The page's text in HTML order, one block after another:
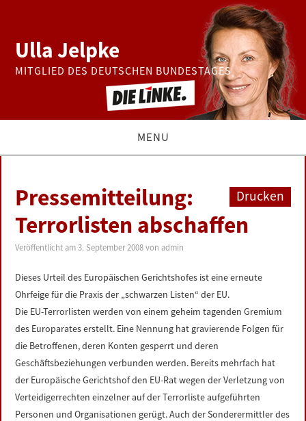
Ulla Jelpke
MITGLIED DES DEUTSCHEN BUNDESTAGES
MENU
BUNDESTAG
PRESSE
ZUR PERSON
LINKS
DATENSCHUTZERKLÄRUNG
IMPRESSUM
Drucken
Pressemitteilung:
Terrorlisten abschaffen
Veröffentlicht am3. September 2008 vonadmin
Dieses Urteil des Europäischen Gerichtshofes ist eine erneute
Ohrfeige für die Praxis der „schwarzen Listen“ der EU.
Die EU-Terrorlisten werden von einem geheim tagenden Gremium
des Europarates erstellt. Eine Nennung hat gravierende Folgen für
die Betroffenen, deren Konten gesperrt und deren
Geschäftsbeziehungen verbunden werden. Bereits mehrfach hat
der Europäische Gerichtshof den EU-Rat wegen der Verletzung von
Verteidigerrechten einzelner auf der Terrorliste aufgeführten
Personen und Organisationen gerügt. Auch der Sonderermittler des